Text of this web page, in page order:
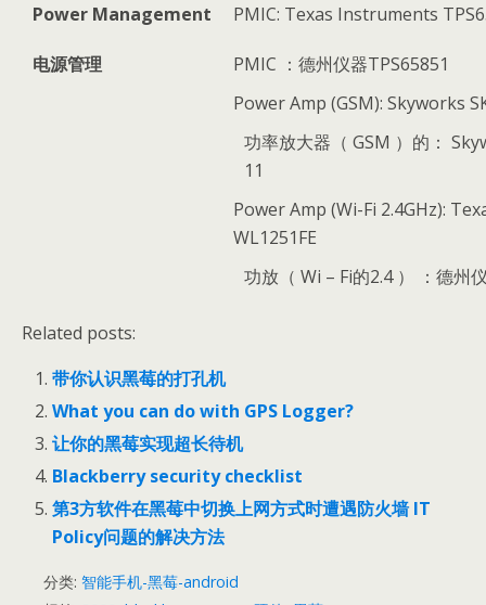
Power Management PMIC: Texas Instruments
电源管理
PMIC ：德州仪器TPS65851
Power Amp (GSM): Skyworks
功率放大器（ GSM ）的：
11
Power Amp (Wi-Fi 2.4GHz):
WL1251FE
功放（ Wi – Fi的2.4 ） ：德州
Related posts:
带你认识黑莓的打孔机
What you can do with GPS Logger?
让你的黑莓实现超长待机
Blackberry security checklist
第3方软件在黑莓中切换上网方式时遭遇防火墙 IT
Policy问题的解决方法
分类: 智能手机-黑莓-android